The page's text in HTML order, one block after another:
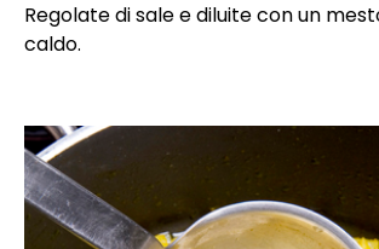
Regolate di sale e diluite con un
caldo.